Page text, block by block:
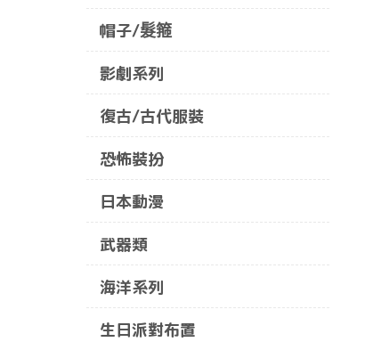
帽子/髮箍
影劇系列
復古/古代服裝
恐怖裝扮
日本動漫
武器類
海洋系列
生日派對布置